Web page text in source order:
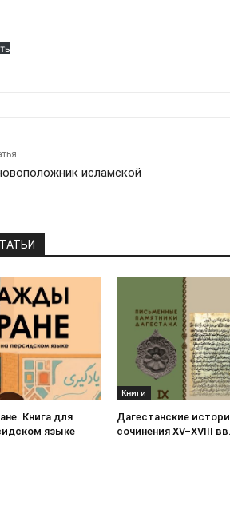
исламской
Книга для
языке
Книги
Дагестанские
сочинения XV–XVIII вв.